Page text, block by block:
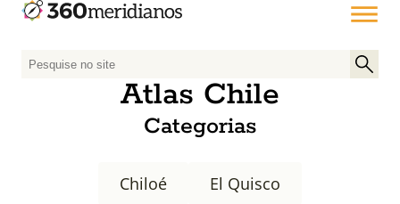
P
Atlas Chile
Categorias
Chiloé
El Quisco